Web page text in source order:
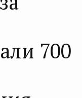
700